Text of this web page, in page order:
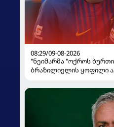
08:29/09-08-2026
"ნეიმარმა "ოქროს
ბრაზილიელის ყოფილი